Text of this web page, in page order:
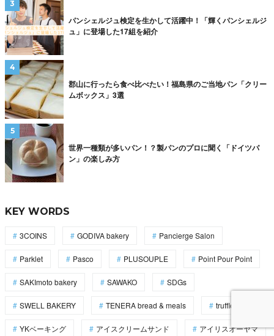
パンシェルジュ検定を生かして活躍中！「輝くパンシェルジ
ュ」に登場した17組を紹介
郡山に行ったら食べ比べたい！福島県のご当地パン「クリー
ムボックス」3選
世界一種類が多いパン！？製パンのプロに聞く「ドイツパ
ン」の楽しみ方
KEY WORDS
3COINS GODIVA bakery Pancierge Salon
Parklet Pasco PLUSOUPLE Point Pour Point
SAKImoto bakery SAWAKO SDGs
SWELL BAKERY TENERA bread & meals trufflebakery
YKベーキング アイスクリームサンド アイリスオーヤマ